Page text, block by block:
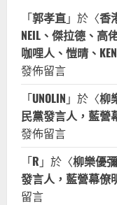
「郭孝直」於〈香
NEIL、傑拉德、高
咖哩人、愷晴、
發佈留言
「UNOLIN 」於〈柳
民黨發言人，藍營
發佈留言
「R 」於〈柳樂優
發言人，藍營幕僚
留言